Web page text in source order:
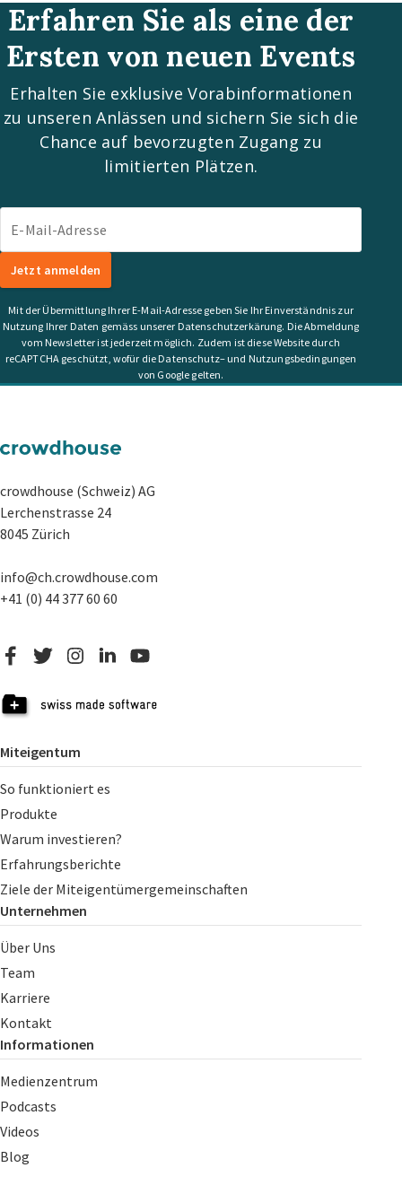
Erfahren Sie als eine der
Ersten von neuen Events
Erhalten Sie exklusive Vorabinformationen
zu unseren Anlässen und sichern Sie sich die
Chance auf bevorzugten Zugang zu
limitierten Plätzen.
E-Mail-Adresse
Jetzt anmelden
Mit der Übermittlung Ihrer E-Mail-Adresse geben Sie Ihr Einverständnis zur
Nutzung Ihrer Daten gemäss unserer Datenschutzerkärung. Die Abmeldung
vom Newsletter ist jederzeit möglich. Zudem ist diese Website durch
reCAPTCHA geschützt, wofür die Datenschutz– und Nutzungsbedingungen
von Google gelten.
crowdhouse (Schweiz) AG
Lerchenstrasse 24
8045 Zürich
info@ch.crowdhouse.com
+41 (0) 44 377 60 60
Miteigentum
So funktioniert es
Produkte
Warum investieren?
Erfahrungsberichte
Ziele der Miteigentümergemeinschaften
Unternehmen
Über Uns
Team
Karriere
Kontakt
Informationen
Medienzentrum
Podcasts
Videos
Blog